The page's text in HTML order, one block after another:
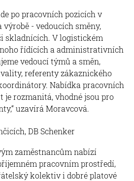
po pracovních pozicích v
- vedoucích směny,
skladnících. V logistickém
řídících a administrativních
vedoucí týmů a směn,
referenty zákaznického
Nabídka pracovních
je rozmanitá, vhodné jsou pro
uzavírá Moravcová.
DB Schenker
zaměstnancům nabízí
pracovním prostředí,
kolektiv i dobré platové